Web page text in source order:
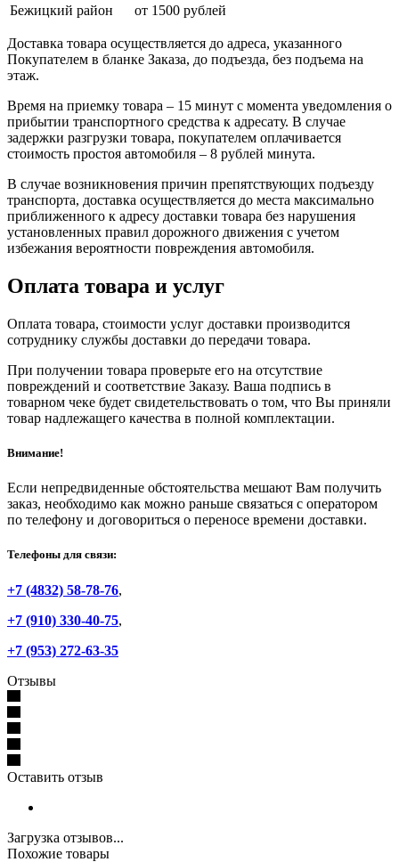
Бежицкий район
от 1500 рублей
Доставка товара осуществляется до адреса, указанного
Покупателем в бланке Заказа, до подъезда, без подъема на
этаж.
Время на приемку товара – 15 минут с момента уведомления о
прибытии транспортного средства к адресату. В случае
задержки разгрузки товара, покупателем оплачивается
стоимость простоя автомобиля – 8 рублей минута.
В случае возникновения причин препятствующих подъезду
транспорта, доставка осуществляется до места максимально
приближенного к адресу доставки товара без нарушения
установленных правил дорожного движения с учетом
избежания вероятности повреждения автомобиля.
Оплата товара и услуг
Оплата товара, стоимости услуг доставки производится
сотруднику службы доставки до передачи товара.
При получении товара проверьте его на отсутствие
повреждений и соответствие Заказу. Ваша подпись в
товарном чеке будет свидетельствовать о том, что Вы приняли
товар надлежащего качества в полной комплектации.
Внимание!
Если непредвиденные обстоятельства мешают Вам получить
заказ, необходимо как можно раньше связаться с оператором
по телефону и договориться о переносе времени доставки.
Телефоны для связи:
+7 (4832) 58-78-76,
+7 (910) 330-40-75,
+7 (953) 272-63-35
Отзывы
Оставить отзыв
Загрузка отзывов...
Похожие товары